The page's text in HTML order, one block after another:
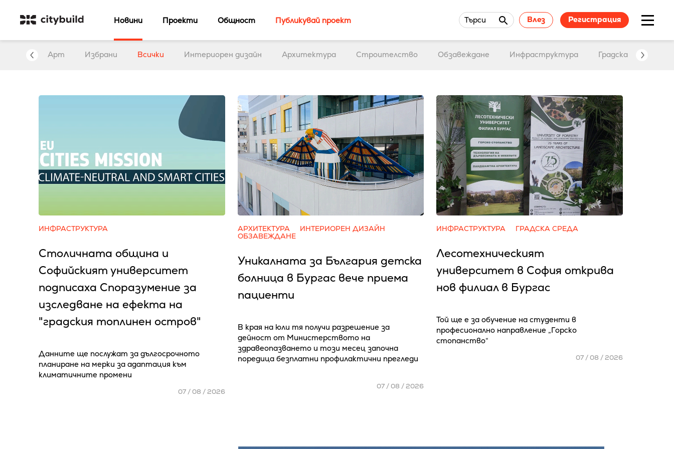
Новини Проекти Общност Публикувай проект Търси Влез Регистрация
Арт Избрани Всички Интериорен дизайн Архитектура Строителство Обзавеждане Инфраструктура Градска среда
ИНФРАСТРУКТУРА
Столичната община и
Софийският университет
подписаха Споразумение за
изследване на ефекта на
"градския топлинен остров"
Данните ще послужат за дългосрочното
планиране на мерки за адаптация към
климатичните промени
07 / 08 / 2026
АРХИТЕКТУРА
ИНТЕРИОРЕН ДИЗАЙН
ОБЗАВЕЖДАНЕ
Уникалната за България детска
болница в Бургас вече приема
пациенти
В края на юли тя получи разрешение за
дейност от Министерството на
здравеопазването и този месец започна
поредица безплатни профилактични прегледи
07 / 08 / 2026
ИНФРАСТРУКТУРА ГРАДСКА СРЕДА
Лесотехническият
университет в София открива
нов филиал в Бургас
Той ще е за обучение на студенти в
професионално направление „Горско
стопанство“
07 / 08 / 2026